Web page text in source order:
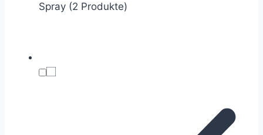
Spray (2 Produkte)